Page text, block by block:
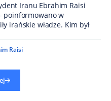
Iranu Ebrahim Raisi
poinformowano w
irańskie władze. Kim był
Raisi